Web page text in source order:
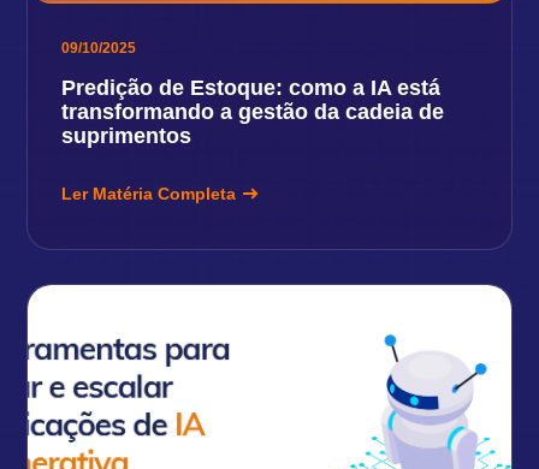
09/10/2025
Predição de Estoque: como a IA está
transformando a gestão da cadeia de
suprimentos
Ler Matéria Completa